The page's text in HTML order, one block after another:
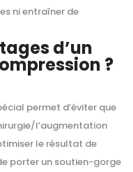
ni entraîner de
d’un
?
permet d’éviter que
l’augmentation
le résultat de
porter un soutien-gorge